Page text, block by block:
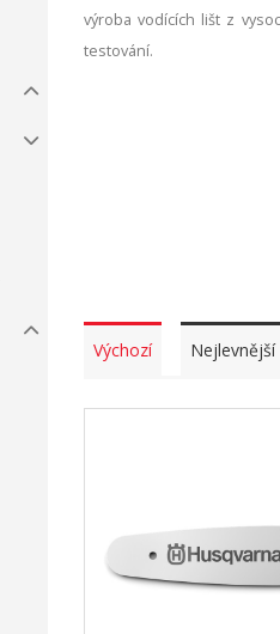
výroba vodících lišt z
testování.
Výchozí Nejlevnější